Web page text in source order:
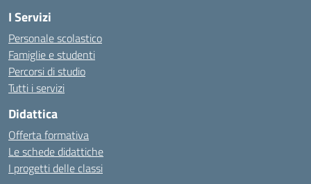
I Servizi
Personale scolastico
Famiglie e studenti
Percorsi di studio
Tutti i servizi
Didattica
Offerta formativa
Le schede didattiche
I progetti delle classi